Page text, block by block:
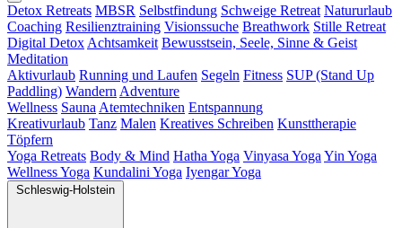
Detox Retreats MBSR Selbstfindung Schweige Retreat Natururlaub
Coaching Resilienztraining Visionssuche Breathwork Stille Retreat
Digital Detox Achtsamkeit Bewusstsein, Seele, Sinne & Geist
Meditation
Aktivurlaub Running und Laufen Segeln Fitness SUP (Stand Up
Paddling) Wandern Adventure
Wellness Sauna Atemtechniken Entspannung
Kreativurlaub Tanz Malen Kreatives Schreiben Kunsttherapie
Töpfern
Yoga Retreats Body & Mind Hatha Yoga Vinyasa Yoga Yin Yoga
Wellness Yoga Kundalini Yoga Iyengar Yoga
Schleswig-Holstein